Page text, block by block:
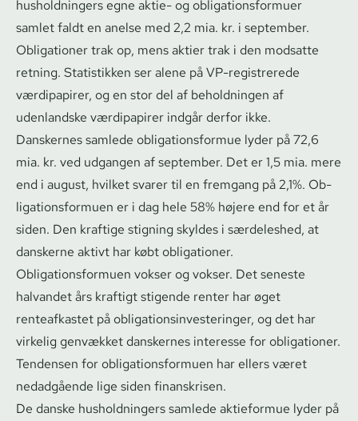
husholdningers egne aktie- og ob­liga­tions­for­mu­er
samlet faldt en anelse med 2,2 mia. kr. i september.
Obligationer trak op, mens aktier trak i den modsatte
retning. Statistikken ser alene på VP-registrerede
værdipapirer, og en stor del af beholdningen af
udenlandske værdipapirer indgår derfor ikke.
Danskernes samlede ob­liga­tions­for­mue lyder på 72,6
mia. kr. ved udgangen af september. Det er 1,5 mia. mere
end i august, hvilket svarer til en fremgang på 2,1%. Ob­
liga­tions­for­mu­en er i dag hele 58% højere end for et år
siden. Den kraftige stigning skyldes i særdeleshed, at
danskerne aktivt har købt obligationer.
Ob­liga­tions­for­mu­en vokser og vokser. Det seneste
halvandet års kraftigt stigende renter har øget
renteafkastet på ob­liga­tions­in­ve­ste­rin­ger, og det har
virkelig genvækket danskernes interesse for obligationer.
Tendensen for ob­liga­tions­for­mu­en har ellers været
nedadgående lige siden finanskrisen.
De danske husholdningers samlede aktieformue lyder på